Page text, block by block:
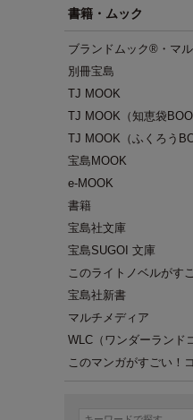
書籍・ムック
ブランドムック®・マ
別冊宝島
TJ MOOK
TJ MOOK（知恵袋
TJ MOOK（ふくろう
宝島MOOK
e-MOOK
書籍
宝島社文庫
宝島SUGOI 文庫
このライトノベルがす
宝島社新書
マルチメディア
WLC（ワンダーランド
このマンガがすごい！